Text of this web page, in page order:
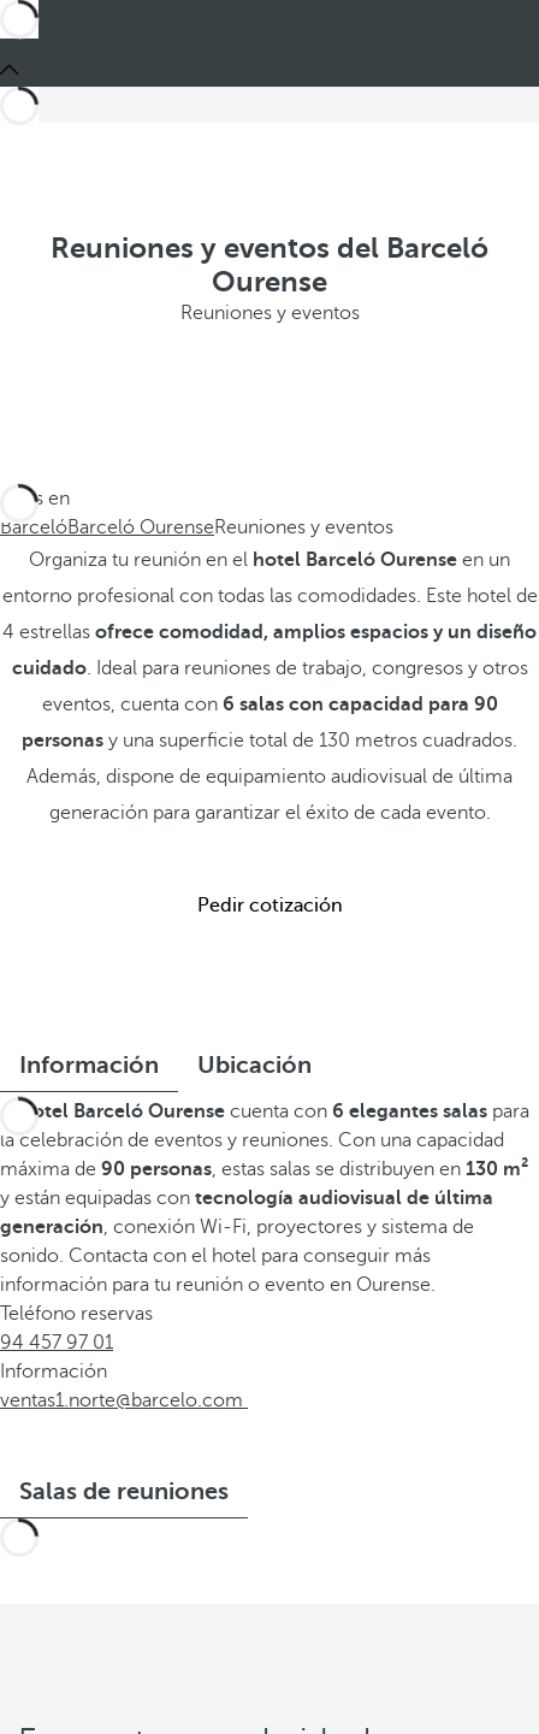
Reuniones y eventos del Barceló
Ourense
Reuniones y eventos
Estás en
BarcelóBarceló OurenseReuniones y eventos
Organiza tu reunión en el hotel Barceló Ourense en un
entorno profesional con todas las comodidades. Este hotel de
4 estrellas ofrece comodidad, amplios espacios y un diseño
cuidado. Ideal para reuniones de trabajo, congresos y otros
eventos, cuenta con 6 salas con capacidad para 90
personas y una superficie total de 130 metros cuadrados.
Además, dispone de equipamiento audiovisual de última
generación para garantizar el éxito de cada evento.
Pedir cotización
Información Ubicación
hotel Barceló Ourense cuenta con 6 elegantes salas para
la celebración de eventos y reuniones. Con una capacidad
máxima de 90 personas, estas salas se distribuyen en 130 m²
y están equipadas con tecnología audiovisual de última
generación, conexión Wi-Fi, proyectores y sistema de
sonido. Contacta con el hotel para conseguir más
información para tu reunión o evento en Ourense.
Teléfono reservas
94 457 97 01
Información
ventas1.norte@barcelo.com
Salas de reuniones